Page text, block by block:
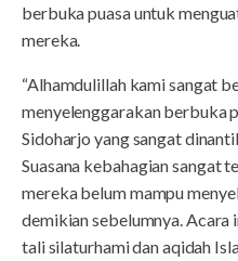
berbuka puasa untuk
mereka.
“Alhamdulillah kami sangat
menyelenggarakan berbuka
Sidoharjo yang sangat
Suasana kebahagian sangat
mereka belum mampu
demikian sebelumnya.
tali silaturhami dan aqidah